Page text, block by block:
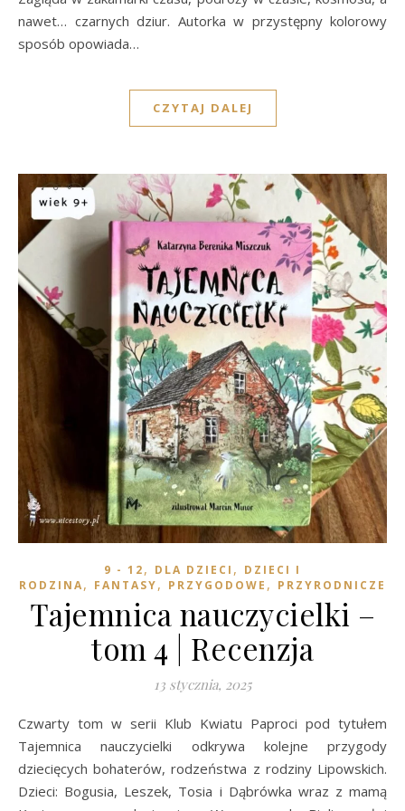
nawet… czarnych dziur. Autorka w przystępny kolorowy
sposób opowiada…
CZYTAJ DALEJ
9 - 12, DLA DZIECI , DZIECI I
RODZINA, FANTASY, PRZYGODOWE , PRZYRODNICZE
Tajemnica nauczycielki –
tom 4 | Recenzja
13 stycznia, 2025
Czwarty tom w serii Klub Kwiatu Paproci pod tytułem
Tajemnica nauczycielki odkrywa kolejne przygody
dziecięcych bohaterów, rodzeństwa z rodziny Lipowskich.
Dzieci: Bogusia, Leszek, Tosia i Dąbrówka wraz z mamą